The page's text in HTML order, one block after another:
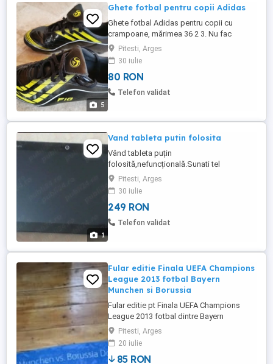
5
Ghete fotbal pentru copii Adidas
Ghete fotbal Adidas pentru copii cu
crampoane, mărimea 36 2 3. Nu fac
schimburi, predare în Pitești.
Pitesti, Arges
30 iulie
80 RON
Telefon validat
1
Vand tableta putin folosita
Vând tableta puțin
folosită,nefuncțională.Sunati tel
Pitesti, Arges
30 iulie
249 RON
Telefon validat
Fular editie Finala UEFA Champions
League 2013 fotbal Bayern
Munchen si Borussia
Fular editie pt Finala UEFA Champions
League 2013 fotbal dintre Bayern
Munchen si Borussia Dortmund,de acum
11 ani, nou,nu a fost purtat, stare perfecta,
Trimit si in tara.
Pitesti, Arges
20 iulie
85 RON